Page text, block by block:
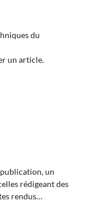
du
un article.
un
rédigeant des
rendus…